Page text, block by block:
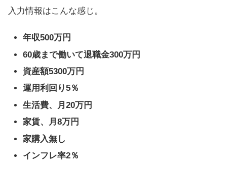
入力情報はこんな感じ。
年収500万円
60歳まで働いて退職金300万円
資産額5300万円
運用利回り5％
生活費、月20万円
家賃、月8万円
家購入無し
インフレ率2％